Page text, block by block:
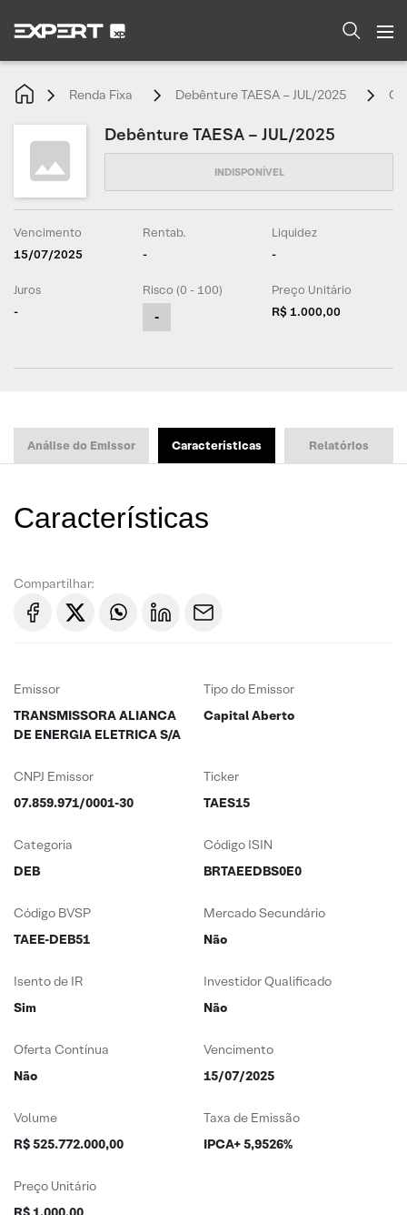
Renda Fixa Debênture TAESA – JUL/2025
Debênture TAESA – JUL/2025
Vencimento
15/07/2025
Rentab.
-
Liquidez
-
Juros
-
Risco (0 - 100)
-
Preço Unitário
R$ 1.000,00
Análise do Emissor Características Relatórios
Características
Compartilhar:
Emissor
TRANSMISSORA ALIANCA
DE ENERGIA ELETRICA S/A
Tipo do Emissor
Capital Aberto
CNPJ Emissor
07.859.971/0001-30
Ticker
TAES15
Categoria
DEB
Código ISIN
BRTAEEDBS0E0
Código BVSP
TAEE-DEB51
Mercado Secundário
Não
Isento de IR
Sim
Investidor Qualificado
Não
Oferta Contínua
Não
Vencimento
15/07/2025
Volume
R$ 525.772.000,00
Taxa de Emissão
IPCA+ 5,9526%
Preço Unitário